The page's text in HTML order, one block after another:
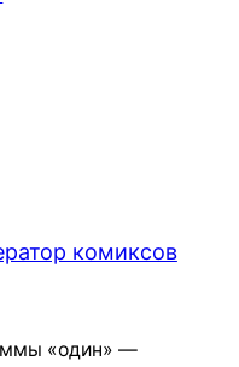
комиксов
«один» —